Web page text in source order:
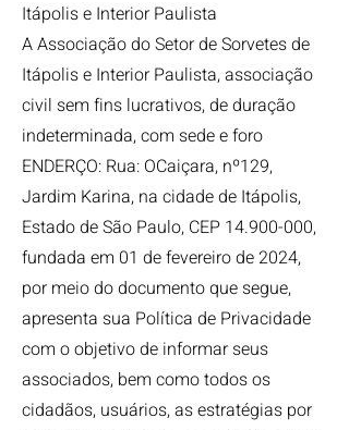
Itápolis e Interior Paulista
A Associação do Setor de Sorvetes de
Itápolis e Interior Paulista, associação
civil sem fins lucrativos, de duração
indeterminada, com sede e foro
ENDERÇO: Rua: OCaiçara, nº129,
Jardim Karina, na cidade de Itápolis,
Estado de São Paulo, CEP 14.900-000,
fundada em 01 de fevereiro de 2024,
por meio do documento que segue,
apresenta sua Política de Privacidade
com o objetivo de informar seus
associados, bem como todos os
cidadãos, usuários, as estratégias por